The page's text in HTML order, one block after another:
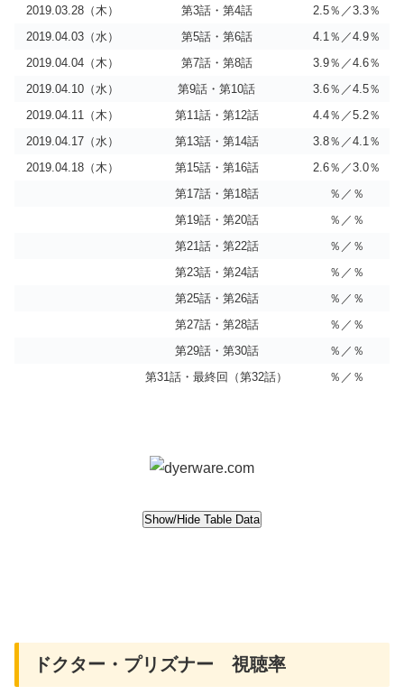
2019.03.28（木）
第3話・第4話
2.5％／3.3％
2019.04.03（水）
第5話・第6話
4.1％／4.9％
2019.04.04（木）
第7話・第8話
3.9％／4.6％
2019.04.10（水）
第9話・第10話
3.6％／4.5％
2019.04.11（木）
第11話・第12話
4.4％／5.2％
2019.04.17（水）
第13話・第14話
3.8％／4.1％
2019.04.18（木）
第15話・第16話
2.6％／3.0％
第17話・第18話
％／％
第19話・第20話
％／％
第21話・第22話
％／％
第23話・第24話
％／％
第25話・第26話
％／％
第27話・第28話
％／％
第29話・第30話
％／％
第31話・最終回（第32話）
％／％
ドクター・プリズナー 視聴率